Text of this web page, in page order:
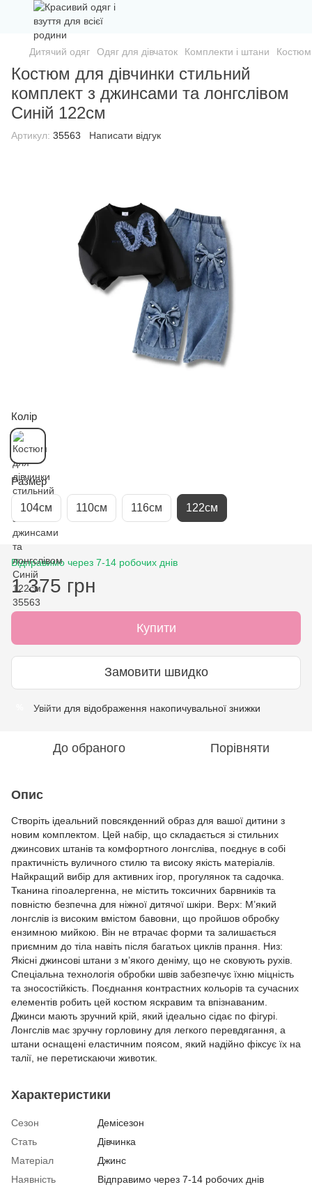
Дитячий одяг Одяг для дівчаток Комплекти і штани Костюм
Костюм для дівчинки стильний
комплект з джинсами та лонгслівом
Синій 122см
Артикул: 35563 Написати відгук
Колір
Размер
104см 110см 116см 122см
Відправимо через 7-14 робочих днів
1 375 грн
Купити
Замовити швидко
Увійти для відображення накопичувальної знижки
До обраного Порівняти
Опис
Створіть ідеальний повсякденний образ для вашої дитини з
новим комплектом. Цей набір, що складається зі стильних
джинсових штанів та комфортного лонгсліва, поєднує в собі
практичність вуличного стилю та високу якість матеріалів.
Найкращий вибір для активних ігор, прогулянок та садочка.
Тканина гіпоалергенна, не містить токсичних барвників та
повністю безпечна для ніжної дитячої шкіри. Верх: М’який
лонгслів із високим вмістом бавовни, що пройшов обробку
ензимною мийкою. Він не втрачає форми та залишається
приємним до тіла навіть після багатьох циклів прання. Низ:
Якісні джинсові штани з м’якого деніму, що не сковують рухів.
Спеціальна технологія обробки швів забезпечує їхню міцність
та зносостійкість. Поєднання контрастних кольорів та сучасних
елементів робить цей костюм яскравим та впізнаваним.
Джинси мають зручний крій, який ідеально сідає по фігурі.
Лонгслів має зручну горловину для легкого перевдягання, а
штани оснащені еластичним поясом, який надійно фіксує їх на
талії, не перетискаючи животик.
Характеристики
Сезон
Демісезон
Стать
Дівчинка
Матеріал
Джинс
Наявність
Відправимо через 7-14 робочих днів